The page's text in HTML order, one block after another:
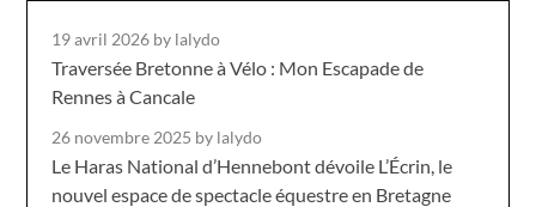
19 avril 2026 by lalydo
Traversée Bretonne à Vélo : Mon Escapade de
Rennes à Cancale
26 novembre 2025 by lalydo
Le Haras National d’Hennebont dévoile L’Écrin, le
nouvel espace de spectacle équestre en Bretagne